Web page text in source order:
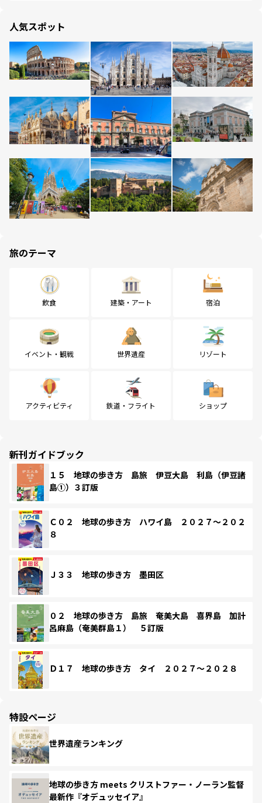
人気スポット
旅のテーマ
飲食 建築・アート 宿泊
イベント・観戦 世界遺産 リゾート
アクティビティ 鉄道・フライト ショップ
新刊ガイドブック
１５ 地球の歩き方 島旅 伊豆大島 利島（伊豆諸
島①）３訂版
Ｃ０２ 地球の歩き方 ハワイ島 ２０２７～２０２
８
Ｊ３３ 地球の歩き方 墨田区
０２ 地球の歩き方 島旅 奄美大島 喜界島 加計
呂麻島（奄美群島１） ５訂版
Ｄ１７ 地球の歩き方 タイ ２０２７～２０２８
特設ページ
世界遺産ランキング
地球の歩き方 meets クリストファー・ノーラン監督
最新作『オデュッセイア』